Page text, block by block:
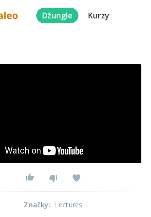
Džungle Kurzy
Značky: Lectures